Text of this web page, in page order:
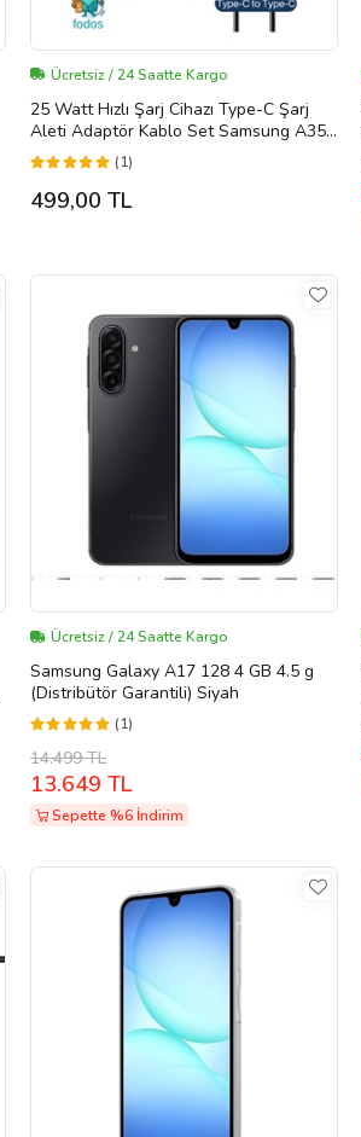
Ücretsiz / 24 Saatte Kargo
25 Watt Hızlı Şarj Cihazı Type-C Şarj
Aleti Adaptör Kablo Set Samsung A35
A36 A37 A40 A41 A42 Uyumlu
(1)
499,00 TL
Ücretsiz / 24 Saatte Kargo
Samsung Galaxy A17 128 4 GB 4.5 g
(Distribütör Garantili) Siyah
(1)
14.499 TL
13.649 TL
Sepette %6 İndirim